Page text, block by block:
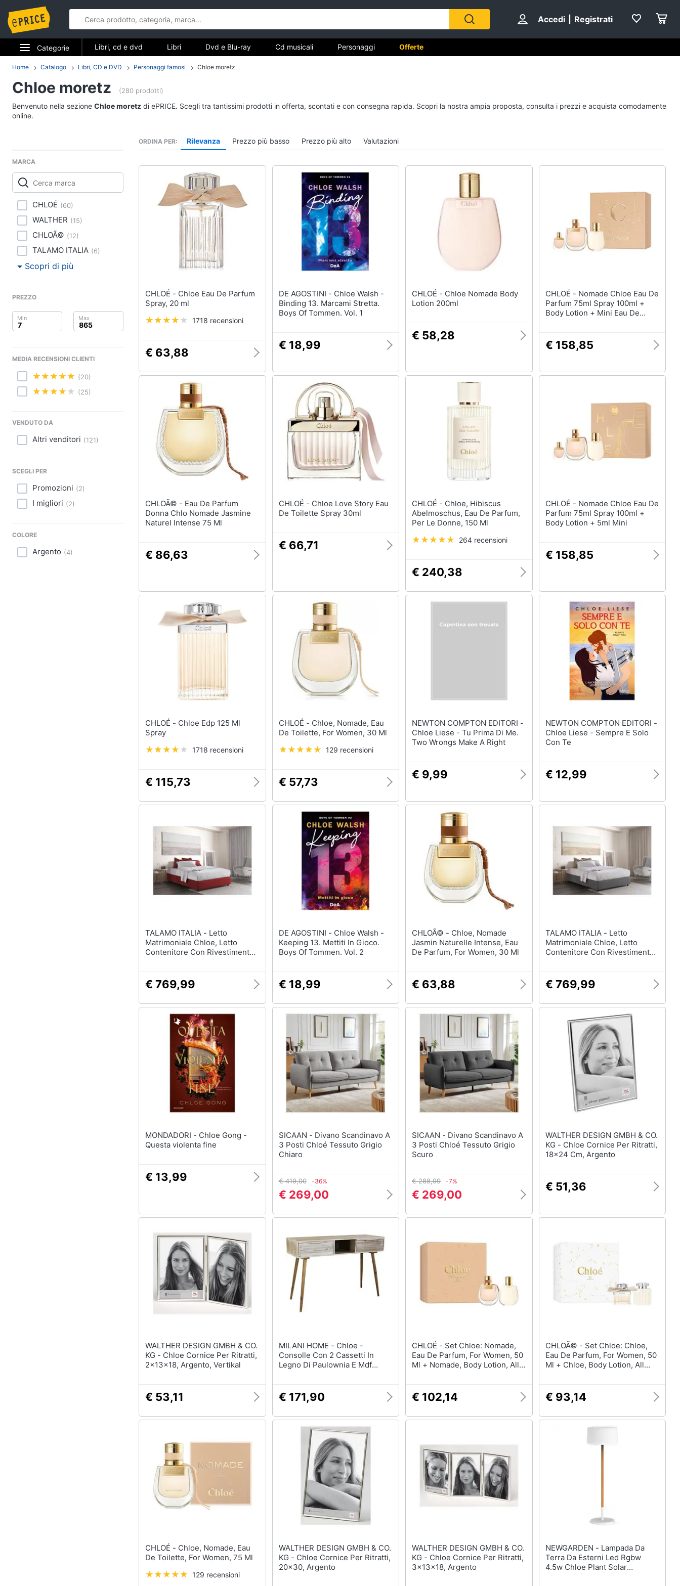
Accedi Registrati
Categorie
Elettrodomestici
Informatica
Videogiochi
Audio e musica
Arredo
Brico e Giardinaggio
Prima infanzia
Fotografia
Motori
Libri, cd e dvd
Libri di Cucina
Architettura
Vedi tutti
Walt disney film
Musica Leggera
Libri, cd e dvd Libri Dvd e Blu-ray Cd musicali Personaggi Offerte
Home Catalogo Libri, CD e DVD Personaggi famosi Chloe moretz
Chloe moretz (280 prodotti)
Benvenuto nella sezione Chloe moretz di ePRICE. Scegli tra tantissimi prodotti in offerta, scontati e con consegna rapida. Scopri la nostra ampia proposta, consulta i prezzi e acquista comodamente
online.
MARCA
CHLOÉ (60)
WALTHER (15)
CHLOÃ© (12)
TALAMO ITALIA (6)
Scopri di più
PREZZO
MEDIA RECENSIONI CLIENTI
(20)
(25)
VENDUTO DA
Altri venditori (121)
SCEGLI PER
Promozioni (2)
I migliori (2)
COLORE
Argento (4)
ORDINA PER Rilevanza Prezzo più basso Prezzo più alto Valutazioni
CHLOÉ - Chloe Eau De Parfum
Spray, 20 ml
1718 recensioni
€ 63,88
DE AGOSTINI - Chloe Walsh -
Binding 13. Marcami Stretta.
Boys Of Tommen. Vol. 1
€ 18,99
CHLOÉ - Chloe Nomade Body
Lotion 200ml
€ 58,28
CHLOÉ - Nomade Chloe Eau De
Parfum 75ml Spray 100ml +
Body Lotion + Mini Eau De
€ 158,85
CHLOÃ© - Eau De Parfum
Donna Chlo Nomade Jasmine
Naturel Intense 75 Ml
€ 86,63
CHLOÉ - Chloe Love Story Eau
De Toilette Spray 30ml
€ 66,71
CHLOÉ - Chloe, Hibiscus
Abelmoschus, Eau De Parfum,
Per Le Donne, 150 Ml
264 recensioni
€ 240,38
CHLOÉ - Nomade Chloe Eau De
Parfum 75ml Spray 100ml +
Body Lotion + 5ml Mini
€ 158,85
CHLOÉ - Chloe Edp 125 Ml
Spray
1718 recensioni
€ 115,73
CHLOÉ - Chloe, Nomade, Eau
De Toilette, For Women, 30 Ml
129 recensioni
€ 57,73
NEWTON COMPTON EDITORI -
Chloe Liese - Tu Prima Di Me.
Two Wrongs Make A Right
€ 9,99
NEWTON COMPTON EDITORI -
Chloe Liese - Sempre E Solo
Con Te
€ 12,99
TALAMO ITALIA - Letto
Matrimoniale Chloe, Letto
Contenitore Con Rivestimento
Materasso Cm 140x200, Rosso
€ 769,99
DE AGOSTINI - Chloe Walsh -
Keeping 13. Mettiti In Gioco.
Boys Of Tommen. Vol. 2
€ 18,99
CHLOÃ© - Chloe, Nomade
Jasmin Naturelle Intense, Eau
De Parfum, For Women, 30 Ml
€ 63,88
TALAMO ITALIA - Letto
Matrimoniale Chloe, Letto
Contenitore Con Rivestimento
Materasso Cm 140x200, Grigio
€ 769,99
MONDADORI - Chloe Gong -
Questa violenta fine
€ 13,99
SICAAN - Divano Scandinavo A
3 Posti Chloé Tessuto Grigio
Chiaro
€ 419,00 -36%
€ 269,00
SICAAN - Divano Scandinavo A
3 Posti Chloé Tessuto Grigio
Scuro
€ 288,99 -7%
€ 269,00
WALTHER DESIGN GMBH & CO.
KG - Chloe Cornice Per Ritratti,
18x24 Cm, Argento
€ 51,36
WALTHER DESIGN GMBH & CO.
KG - Chloe Cornice Per Ritratti,
2x13x18, Argento, Vertikal
€ 53,11
MILANI HOME - Chloe -
Consolle Con 2 Cassetti In
Legno Di Paulownia E Mdf
€ 171,90
CHLOÉ - Set Chloe: Nomade,
Eau De Parfum, For Women, 50
Ml + Nomade, Body Lotion, All
€ 102,14
CHLOÃ© - Set Chloe: Chloe,
Eau De Parfum, For Women, 50
Ml + Chloe, Body Lotion, All
€ 93,14
CHLOÉ - Chloe, Nomade, Eau
De Toilette, For Women, 75 Ml
129 recensioni
WALTHER DESIGN GMBH & CO.
KG - Chloe Cornice Per Ritratti,
20x30, Argento
WALTHER DESIGN GMBH & CO.
KG - Chloe Cornice Per Ritratti,
3x13x18, Argento
NEWGARDEN - Lampada Da
Terra Da Esterni Led Rgbw
4.5w Chloe Plant Solar